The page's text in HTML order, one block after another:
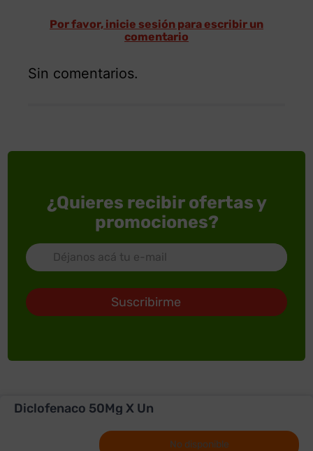
Por favor, inicie sesión para escribir un
comentario
Sin comentarios.
¿Quieres recibir ofertas y
promociones?
Suscribirme
Diclofenaco 50Mg X Un
No disponible
ACERCA DE SUPERXTRA
Trabaja con Nosotros
PRODUCTOS